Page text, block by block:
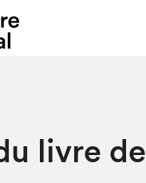
Programmation
livre